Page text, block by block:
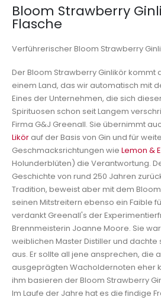
Bloom Strawberry
Flasche
Verführerischer Bloom Strawberry
Der Bloom Strawberry Ginlikör kommt
einem Land, das wir automatisch mit
Eines der Unternehmen, die sich
Spirituosen schon seit Langem
Firma G&J Greenall. Sie übernimmt
Likör auf der Basis von Gin und für
Geschmacksrichtungen wie Lemon &
Holunderblüten) die Verantwortung.
Geschichte von rund 250 Jahren
Tradition, beweist aber mit dem
seinen Mitstreitern ebenso ein Faible
verdankt Greenall's der
Brennmeisterin Joanne Moore. Sie
weiblichen Master Distiller und dachte
aus. Er sollte all jene ansprechen, die
ausgeprägten Wacholdernoten eher
ihm basieren der Bloom Strawberry
Im Laufe der Jahre hat es die findige